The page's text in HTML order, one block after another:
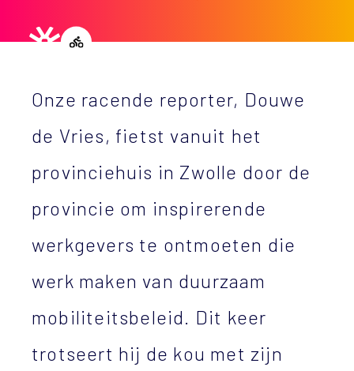
Onze racende reporter, Douwe
de Vries, fietst vanuit het
provinciehuis in Zwolle door de
provincie om inspirerende
werkgevers te ontmoeten die
werk maken van duurzaam
mobiliteitsbeleid. Dit keer
trotseert hij de kou met zijn